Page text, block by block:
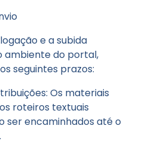
e a subida
ambiente do portal,
seguintes prazos:
Os materiais
roteiros textuais
ser encaminhados até o